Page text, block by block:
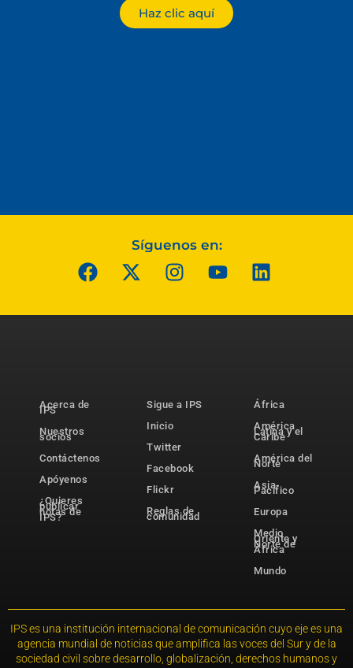
Haz clic aquí
Síguenos en:
Acerca de
IPS
Nuestros
socios
Contáctenos
Apóyenos
¿Quieres
publicar
notas de
IPS?
Sigue a IPS
Inicio
Twitter
Facebook
Flickr
Reglas de
comunidad
África
América
Latina y el
Caribe
América del
Norte
Asia-
Pacífico
Europa
Medio
Oriente y
Norte de
África
Mundo
IPS es una institución internacional de comunicación cuyo eje es una
agencia mundial de noticias que amplifica las voces del Sur y de la
sociedad civil sobre desarrollo, globalización, derechos humanos y